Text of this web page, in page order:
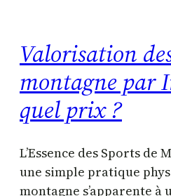
Valorisation
montagne par
quel prix ?
L’Essence des Sports de
une simple pratique
montagne s’apparente